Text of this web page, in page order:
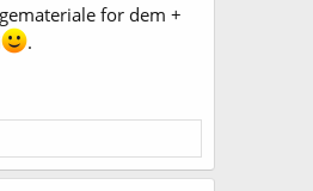
for dem +
.